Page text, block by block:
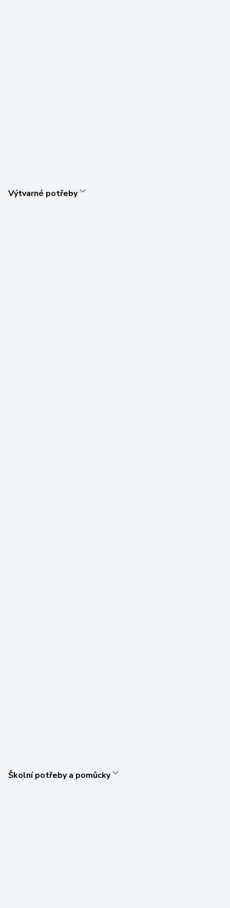
Výtvarné potřeby
Školní potřeby a pomůcky